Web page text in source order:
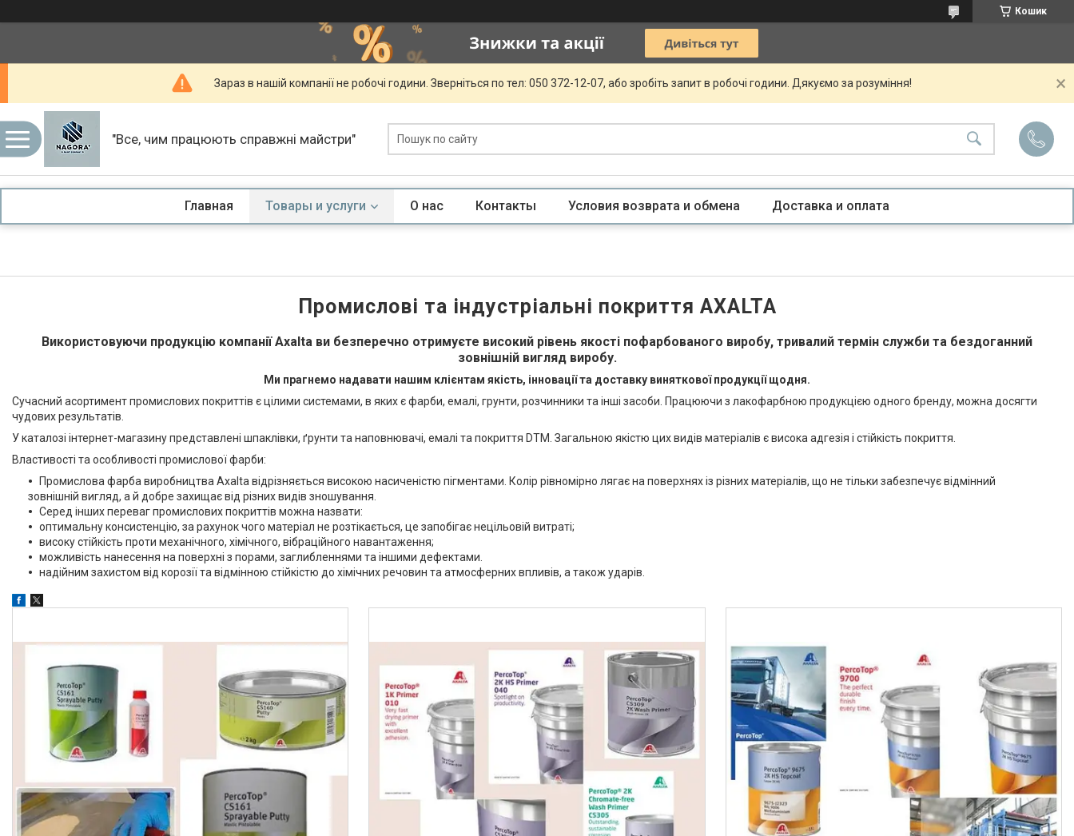
Кошик
Зараз в нашій компанії не робочі години. Зверніться по тел: 050 372-12-07, або зробіть запит в робочі години. Дякуємо за розуміння!
"Все, чим працюють справжні майстри"
Главная Товары и услуги О нас Контакты Условия возврата и обмена Доставка и оплата
Промислові та індустріальні покриття AXALTA
Використовуючи продукцію компанії Axalta ви безперечно отримуєте високий рівень якості пофарбованого виробу, тривалий термін служби та бездоганний
зовнішній вигляд виробу.
Ми прагнемо надавати нашим клієнтам якість, інновації та доставку виняткової продукції щодня.
Сучасний асортимент промислових покриттів є цілими системами, в яких є фарби, емалі, грунти, розчинники та інші засоби. Працюючи з лакофарбною продукцією одного бренду, можна досягти
чудових результатів.
У каталозі інтернет-магазину представлені шпаклівки, ґрунти та наповнювачі, емалі та покриття DTM. Загальною якістю цих видів матеріалів є висока адгезія і стійкість покриття.
Властивості та особливості промислової фарби:
Промислова фарба виробництва Axalta відрізняється високою насиченістю пігментами. Колір рівномірно лягає на поверхнях із різних матеріалів, що не тільки забезпечує відмінний
зовнішній вигляд, а й добре захищає від різних видів зношування.
Серед інших переваг промислових покриттів можна назвати:
оптимальну консистенцію, за рахунок чого матеріал не розтікається, це запобігає нецільовій витраті;
високу стійкість проти механічного, хімічного, вібраційного навантаження;
можливість нанесення на поверхні з порами, заглибленнями та іншими дефектами.
надійним захистом від корозії та відмінною стійкістю до хімічних речовин та атмосферних впливів, а також ударів.